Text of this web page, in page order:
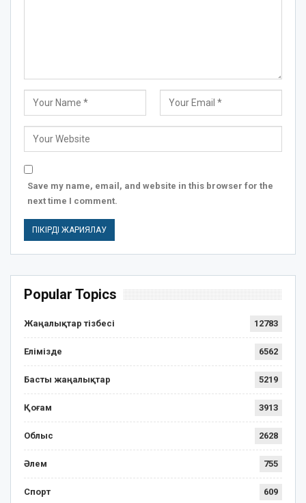
Save my name, email, and website in this browser for the
next time I comment.
Popular Topics
Жаңалықтар тізбесі 12783
Елімізде 6562
Басты жаңалықтар 5219
Қоғам 3913
Облыс 2628
Әлем 755
Спорт 609